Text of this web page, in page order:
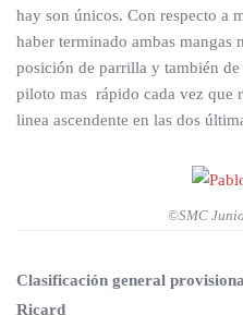
hay son únicos. Con respecto a
haber terminado ambas
posición de parrilla y también
piloto mas rápido cada vez que
linea ascendente en las dos
©SMC
Clasificación general
Ricard